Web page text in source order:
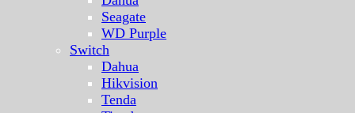
Seagate
WD Purple
Switch
Dahua
Hikvision
Tenda